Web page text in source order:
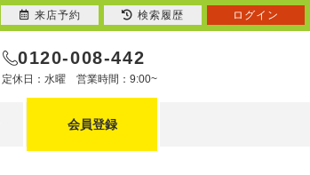
0120-008-442
定休日：水曜 営業時間：9:00~
会員登録
来店予約 検索履歴 ログイン